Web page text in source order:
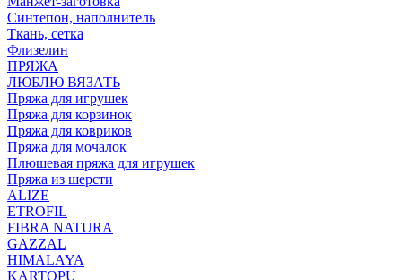
Синтепон, наполнитель
Ткань, сетка
Флизелин
ПРЯЖА
ЛЮБЛЮ ВЯЗАТЬ
Пряжа для игрушек
Пряжа для корзинок
Пряжа для ковриков
Пряжа для мочалок
Плюшевая пряжа для игрушек
Пряжа из шерсти
ALIZE
ETROFIL
FIBRA NATURA
GAZZAL
HIMALAYA
KARTOPU